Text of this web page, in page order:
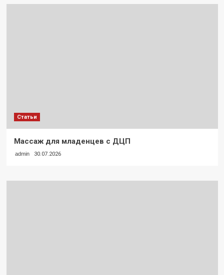
Статьи
Массаж для младенцев с ДЦП
admin 30.07.2026